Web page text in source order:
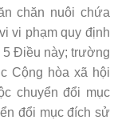
chăn nuôi chứa
vi phạm quy định
5 Điều này; trường
Cộng hòa xã hội
chuyển đổi mục
đổi mục đích sử